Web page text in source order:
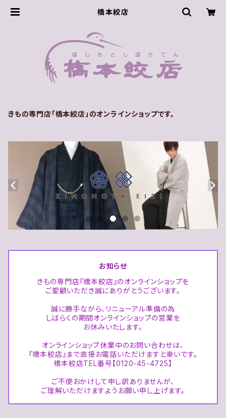
橋本絞店
きもの専門店「橋本絞店」のオンラインショップです。
お知らせ
きもの専門店『橋本絞店』のオンラインショップを
ご愛顧いただき誠にありがとうございます。
誠に勝手ながら、リニューアル準備の為
しばらくの期間オンラインショップの営業を
お休みいたします。
オンラインショップ休業中のお問い合わせは、
『橋本絞店』まで直接お電話いただけますと幸いです。
橋本絞店TEL番号【0120-45-4725】
ご不便おかけして申し訳ありませんが、
ご理解いただけますようお願い申し上げます。